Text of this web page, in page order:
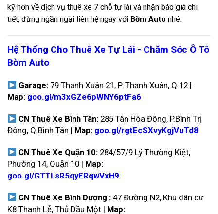
kỹ hơn về dịch vụ thuê xe 7 chỗ tự lái và nhận báo giá chi
tiết, đừng ngần ngại liên hệ ngay với Bờm Auto nhé.
Hệ Thống Cho Thuê Xe Tự Lái - Chăm Sóc Ô Tô
Bờm Auto
Garage: 79 Thạnh Xuân 21, P. Thạnh Xuân, Q.12 |
Map: goo.gl/m3xGZe6pWNY6ptFa6
CN Thuê Xe Bình Tân: 285 Tân Hòa Đông, P.Bình Trị
Đông, Q.Bình Tân | Map: goo.gl/rgtEcSXvyKgjVuTd8
CN Thuê Xe Quận 10: 284/57/9 Lý Thường Kiệt,
Phường 14, Quận 10 | Map:
goo.gl/GTTLsR5qyERqwVxH9
CN Thuê Xe Bình Dương :47 Đường N2, Khu dân cư
K8 Thanh Lễ, Thủ Dầu Một | Map: